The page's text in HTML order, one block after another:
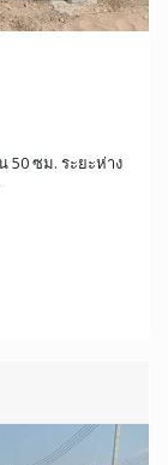
50 ซม. ระยะห่าง